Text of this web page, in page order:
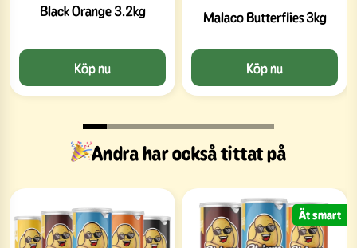
Black Orange 3.2kg
Köp nu
Malaco Butterflies 3kg
Köp nu
Andra har också tittat på
Ät smart